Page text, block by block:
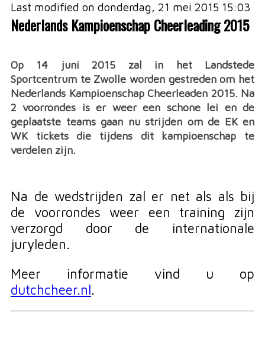
Last modified on donderdag, 21 mei 2015 15:03
Nederlands Kampioenschap Cheerleading 2015
Op 14 juni 2015 zal in het Landstede
Sportcentrum te Zwolle worden gestreden om het
Nederlands Kampioenschap Cheerleaden 2015. Na
2 voorrondes is er weer een schone lei en de
geplaatste teams gaan nu strijden om de EK en
WK tickets die tijdens dit kampioenschap te
verdelen zijn.
Na de wedstrijden zal er net als als bij
de voorrondes weer een training zijn
verzorgd door de internationale
juryleden.
Meer informatie vind u op
dutchcheer.nl.